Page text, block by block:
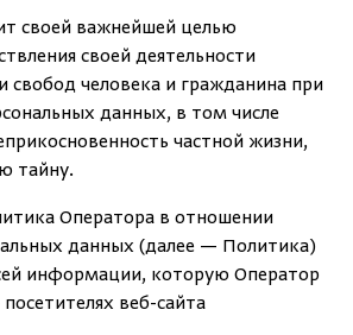
своей важнейшей целью
своей деятельности
свобод человека и гражданина при
данных, в том числе
частной жизни,
тайну.
Оператора в отношении
данных (далее — Политика)
информации, которую Оператор
веб-сайта